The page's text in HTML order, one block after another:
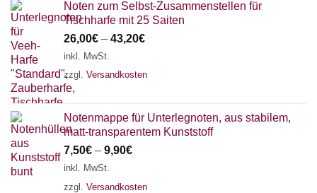
Noten zum Selbst-Zusammenstellen für
Tischharfe mit 25 Saiten
26,00€ – 43,20€
inkl. MwSt.
zzgl. Versandkosten
Notenmappe für Unterlegnoten, aus stabilem,
matt-transparentem Kunststoff
7,50€ – 9,90€
inkl. MwSt.
zzgl. Versandkosten